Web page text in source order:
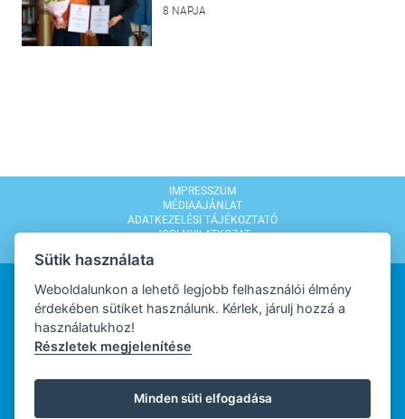
8 NAPJA
IMPRESSZUM
MÉDIAAJÁNLAT
ADATKEZELÉSI TÁJÉKOZTATÓ
JOGI NYILATKOZAT
WEBDESIGN
Sütik használata
Weboldalunkon a lehető legjobb felhasználói élmény
érdekében sütiket használunk. Kérlek, járulj hozzá a
használatukhoz!
Részletek megjelenítése
Minden süti elfogadása